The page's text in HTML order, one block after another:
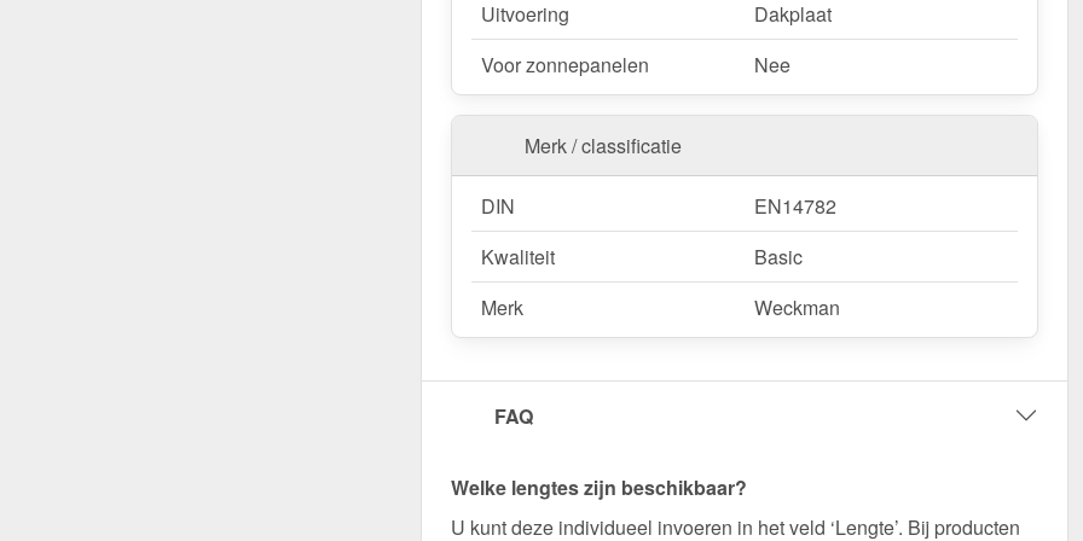
Uitvoering
Dakplaat
Voor zonnepanelen
Nee
Merk / classificatie
DIN
EN14782
Kwaliteit
Basic
Merk
Weckman
FAQ
Welke lengtes zijn beschikbaar?
U kunt deze individueel invoeren in het veld ‘Lengte’. Bij producten